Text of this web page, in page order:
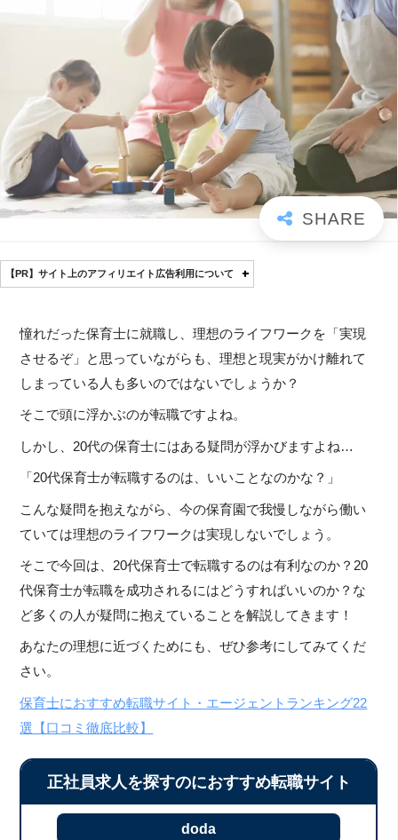
【PR】サイト上のアフィリエイト広告利用について
憧れだった保育士に就職し、理想のライフワークを「実現
させるぞ」と思っていながらも、理想と現実がかけ離れて
しまっている人も多いのではないでしょうか？
そこで頭に浮かぶのが転職ですよね。
しかし、20代の保育士にはある疑問が浮かびますよね…
「20代保育士が転職するのは、いいことなのかな？」
こんな疑問を抱えながら、今の保育園で我慢しながら働い
ていては理想のライフワークは実現しないでしょう。
そこで今回は、20代保育士で転職するのは有利なのか？20
代保育士が転職を成功されるにはどうすればいいのか？な
ど多くの人が疑問に抱えていることを解説してきます！
あなたの理想に近づくためにも、ぜひ参考にしてみてくだ
さい。
保育士におすすめ転職サイト・エージェントランキング22
選【口コミ徹底比較】
正社員求人を探すのにおすすめ転職サイト
doda